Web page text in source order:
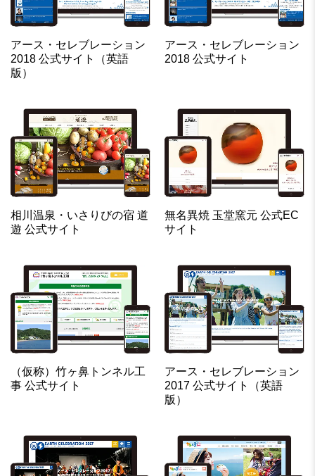
アース・セレブレーション
2018 公式サイト（英語
版）
アース・セレブレーション
2018 公式サイト
相川温泉・いさりびの宿 道
遊 公式サイト
無名異焼 玉堂窯元 公式EC
サイト
（仮称）竹ヶ鼻トンネル工
事 公式サイト
アース・セレブレーション
2017 公式サイト（英語
版）